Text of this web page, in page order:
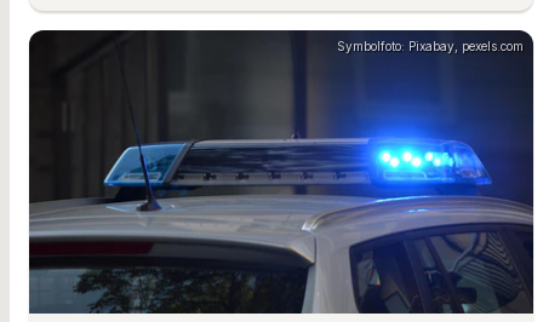
Symbolfoto: Pixabay, pexels.com